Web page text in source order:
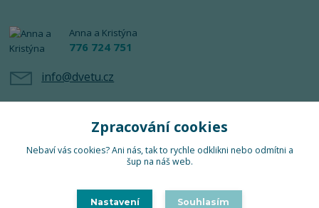
Anna a Kristýna
776 724 751
info@dvetu.cz
Zpracování cookies
Nebaví vás cookies? Ani nás, tak to rychle odklikni nebo odmítni a
šup na náš web.
Nastavení Souhlasím